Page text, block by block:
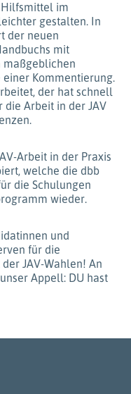
im
gestalten. In
der neuen
mit
maßgeblichen
Kommentierung.
der hat schnell
Arbeit in der JAV
Arbeit in der Praxis
welche die dbb
die Schulungen
wieder.
und
für die
JAV-Wahlen! An
Appell: DU hast